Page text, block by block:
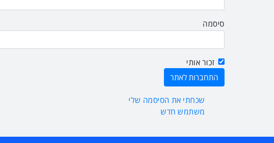
סיסמה
זכור אותי
שכחתי את הסיסמה שלי
משתמש חדש